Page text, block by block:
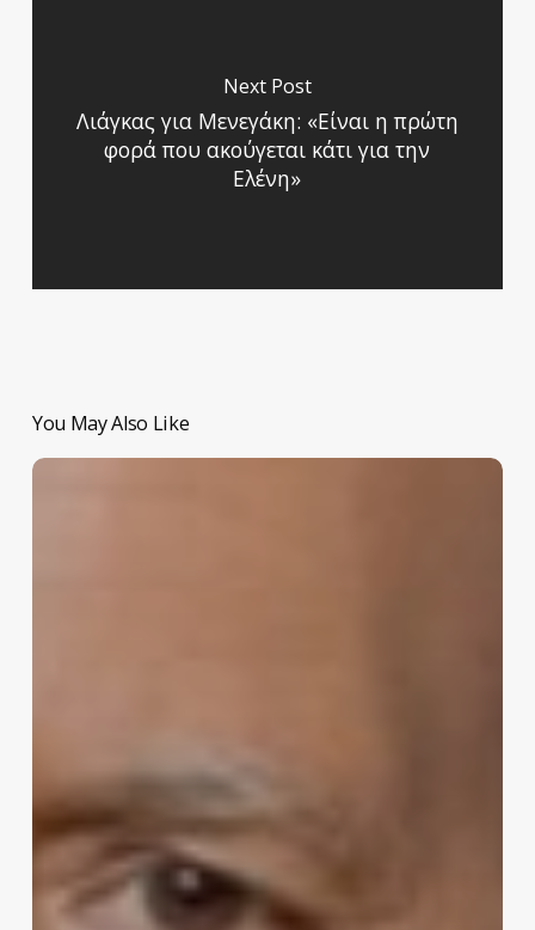
Next Post
Λιάγκας για Μενεγάκη: «Είναι η πρώτη
φορά που ακούγεται κάτι για την
Ελένη»
You May Also Like